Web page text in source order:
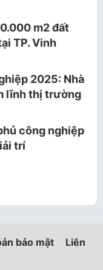
m2 đất
TP. Vinh
2025: Nhà
lĩnh thị trường
công nghiệp
trí
bảo mật
Liên